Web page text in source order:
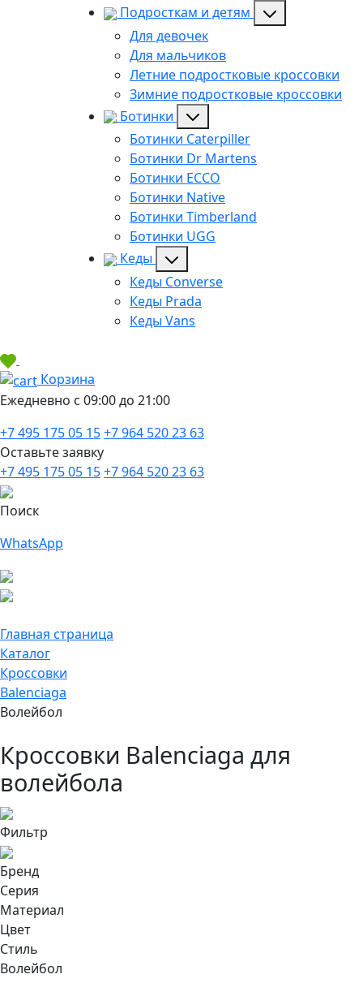
Подросткам и детям
Для девочек
Для мальчиков
Летние подростковые кроссовки
Зимние подростковые кроссовки
Ботинки
Ботинки Caterpiller
Ботинки Dr Martens
Ботинки ECCO
Ботинки Native
Ботинки Timberland
Ботинки UGG
Кеды
Кеды Converse
Кеды Prada
Кеды Vans
Корзина
Ежедневно с 09:00 до 21:00
+7 495 175 05 15+7 964 520 23 63
Оставьте заявку
+7 495 175 05 15+7 964 520 23 63
Поиск
WhatsApp
Главная страница
Каталог
Кроссовки
Balenciaga
Волейбол
Кроссовки Balenciaga для
волейбола
Фильтр
Бренд
Серия
Материал
Цвет
Стиль
Волейбол